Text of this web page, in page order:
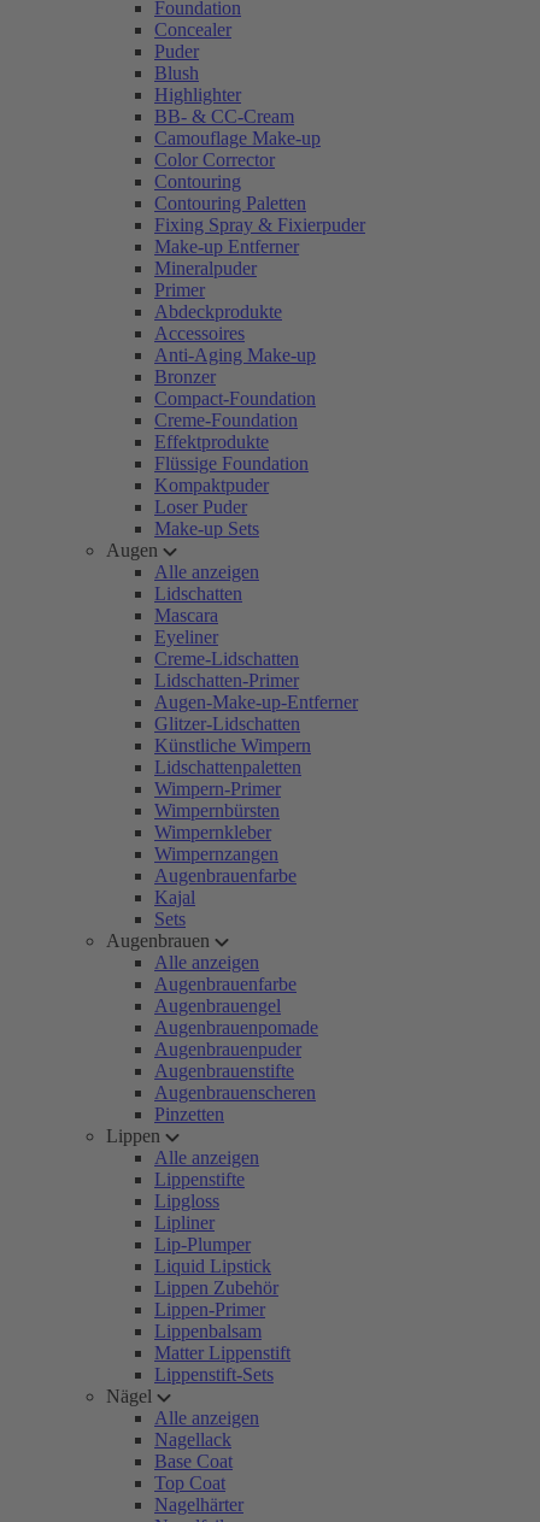
Foundation
Concealer
Puder
Blush
Highlighter
BB- & CC-Cream
Camouflage Make-up
Color Corrector
Contouring
Contouring Paletten
Fixing Spray & Fixierpuder
Make-up Entferner
Mineralpuder
Primer
Abdeckprodukte
Accessoires
Anti-Aging Make-up
Bronzer
Compact-Foundation
Creme-Foundation
Effektprodukte
Flüssige Foundation
Kompaktpuder
Loser Puder
Make-up Sets
Augen
Alle anzeigen
Lidschatten
Mascara
Eyeliner
Creme-Lidschatten
Lidschatten-Primer
Augen-Make-up-Entferner
Glitzer-Lidschatten
Künstliche Wimpern
Lidschattenpaletten
Wimpern-Primer
Wimpernbürsten
Wimpernkleber
Wimpernzangen
Augenbrauenfarbe
Kajal
Sets
Augenbrauen
Alle anzeigen
Augenbrauenfarbe
Augenbrauengel
Augenbrauenpomade
Augenbrauenpuder
Augenbrauenstifte
Augenbrauenscheren
Pinzetten
Lippen
Alle anzeigen
Lippenstifte
Lipgloss
Lipliner
Lip-Plumper
Liquid Lipstick
Lippen Zubehör
Lippen-Primer
Lippenbalsam
Matter Lippenstift
Lippenstift-Sets
Nägel
Alle anzeigen
Nagellack
Base Coat
Top Coat
Nagelhärter